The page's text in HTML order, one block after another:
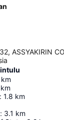
ASSYAKIRIN
km
km
: 1.8 km
: 3.1 km